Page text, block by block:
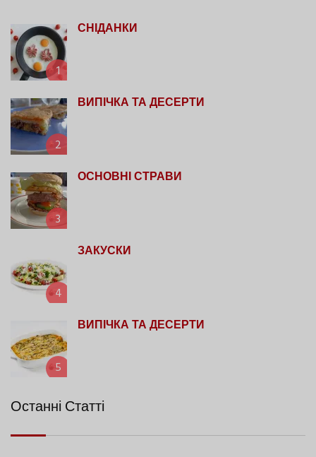
1
СНІДАНКИ
2
ВИПІЧКА ТА ДЕСЕРТИ
3
ОСНОВНІ СТРАВИ
4
ЗАКУСКИ
5
ВИПІЧКА ТА ДЕСЕРТИ
Останні Статті